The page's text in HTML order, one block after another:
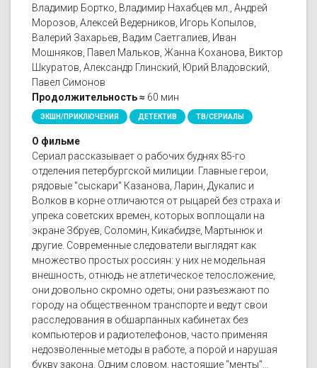
Владимир Бортко, Владимир Нахабцев мл., Андрей
Морозов, Алексей Ведерников, Игорь Копылов,
Валерий Захарьев, Вадим Саетгалиев, Иван
Мошняков, Павел Мальков, Жанна Коханова, Виктор
Шкуратов, Александр Глинский, Юрий Владовский,
Павел Симонов
Продолжительность ≈ 60 мин
ЭКШН/ПРИКЛЮЧЕНИЯ ДЕТЕКТИВ ТВ/СЕРИАЛЫ
О фильме
Сериал рассказывает о рабочих буднях 85-го
отделения петербургской милиции. Главные герои,
рядовые "сыскари" Казанова, Ларин, Дукалис и
Волков в корне отличаются от рыцарей без страха и
упрека советских времен, которых воплощали на
экране Збруев, Соломин, Кикабидзе, Мартынюк и
другие. Современные следователи выглядят как
множество простых россиян: у них не модельная
внешность, отнюдь не атлетическое телосложение,
они довольно скромно одеты; они разъезжают по
городу на общественном транспорте и ведут свои
расследования в обшарпанных кабинетах без
компьютеров и радиотелефонов, часто применяя
недозволенные методы в работе, а порой и нарушая
букву закона. Одним словом, настоящие "менты"...